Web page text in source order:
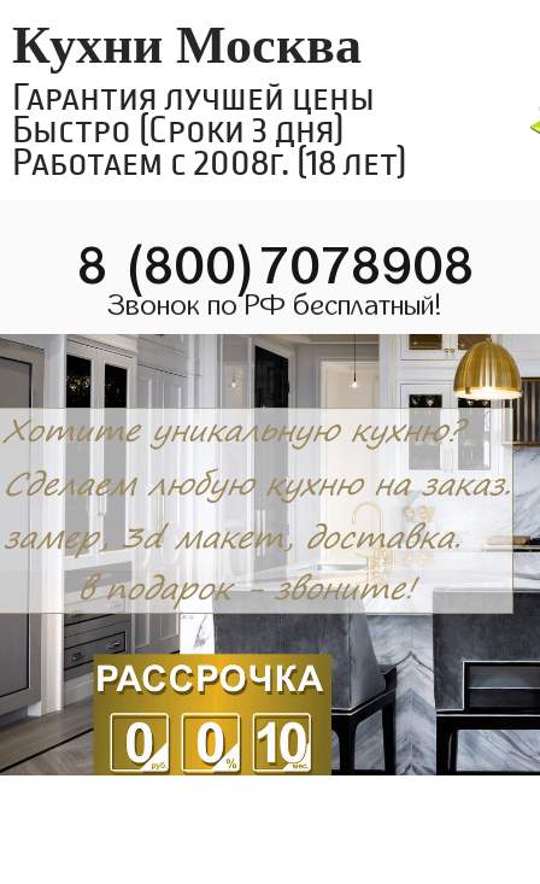
Кухни Москва
Гарантия лучшей цены
Быстро (Сроки 3 дня)
Работаем с 2008г. (18 лет)
8 (800)7078908
Звонок по РФ бесплатный!